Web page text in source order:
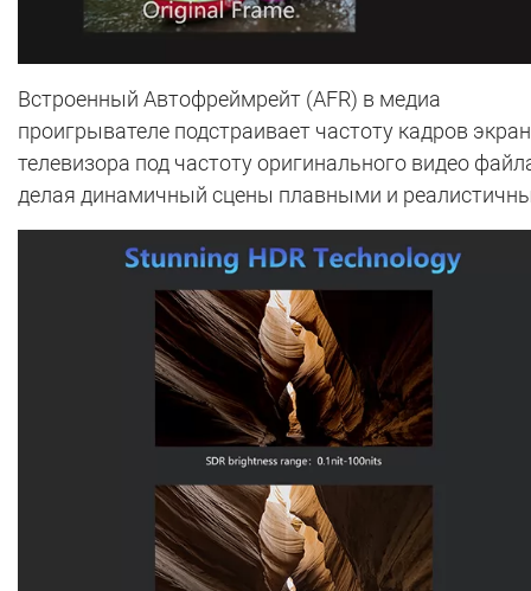
Встроенный Автофреймрейт (AFR) в медиа
проигрывателе подстраивает частоту кадров
телевизора под частоту оригинального видео
делая динамичный сцены плавными и